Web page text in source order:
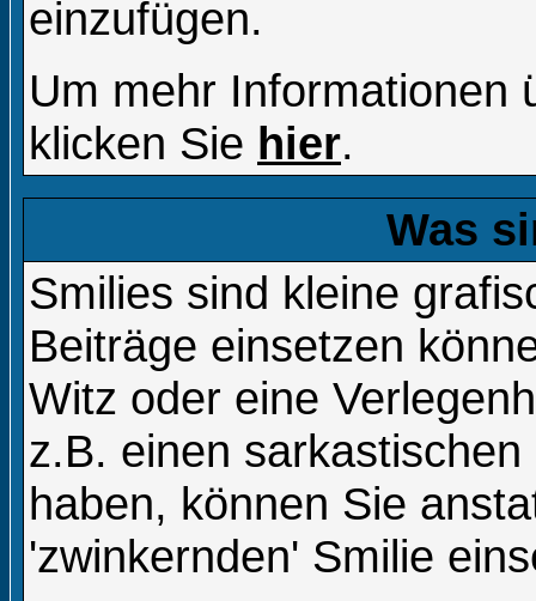
einzufügen.
Um mehr Informationen
klicken Sie hier.
Was
Smilies sind kleine
Beiträge einsetzen
Witz oder eine
z.B. einen
haben, können Sie
'zwinkernden' Smilie